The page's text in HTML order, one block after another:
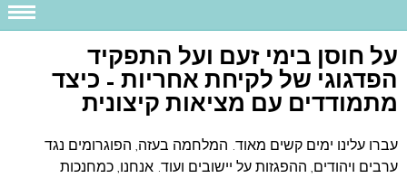
על חוסן בימי זעם ועל התפקיד
הפדגוגי של לקיחת אחריות – כיצד
מתמודדים עם מציאות קיצונית
עברו עלינו ימים קשים מאוד. המלחמה בעזה, הפוגרומים נגד
ערבים ויהודים, ההפגזות על יישובים ועוד. אנחנו, כמחנכות